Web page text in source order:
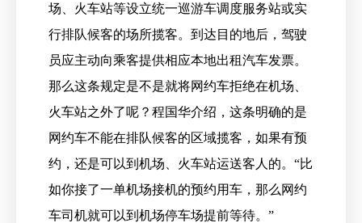
场、火车站等设立统一巡游车调度服务站或实
行排队候客的场所揽客。到达目的地后，驾驶
员应主动向乘客提供相应本地出租汽车发票。
那么这条规定是不是就将网约车拒绝在机场、
火车站之外了呢？程国华介绍，这条明确的是
网约车不能在排队候客的区域揽客，如果有预
约，还是可以到机场、火车站运送客人的。“比
如你接了一单机场接机的预约用车，那么网约
车司机就可以到机场停车场提前等待。”